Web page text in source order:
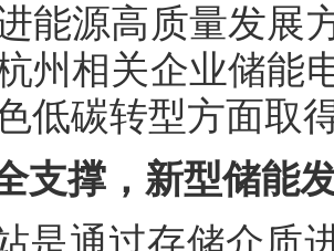
能源高质量发展
州相关企业储能
低碳转型方面取
支撑，新型储能
是通过存储介质